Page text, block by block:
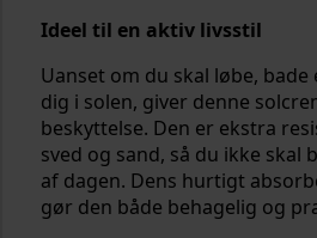
Ideel til en aktiv livsstil
Uanset om du skal løbe,
dig i solen, giver denne
beskyttelse. Den er ekstra
sved og sand, så du ikke skal
af dagen. Dens hurtigt
gør den både behagelig og